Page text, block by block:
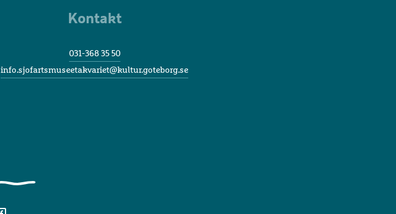
Kontakt
031-368 35 50
info.sjofartsmuseetakvariet@kultur.goteborg.se